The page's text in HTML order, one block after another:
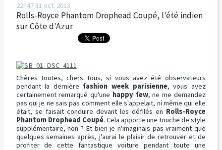
22h4731 oct. 2013
Rolls-Royce Phantom Drophead Coupé, l'été indien
sur Côte d'Azur
Chères toutes, chers tous, si vous avez été observateurs
pendant la dernière fashion week parisienne, vous avez
certainement remarqué qu'une happy few, ne me demandez
pas qui je ne sais pas comment elle s'appelait, ni même qui elle
était, se faisait conduire devant les défilés en Rolls-Royce
Phantom Drophead Coupé. Cela apporte une touche de style
supplémentaire, non ? Et bien je n'imaginais pas vraiment que
quelques semaines après, j'aurai le plaisir de retrouver et de
profiter de cette fantastique voiture pendant toute une